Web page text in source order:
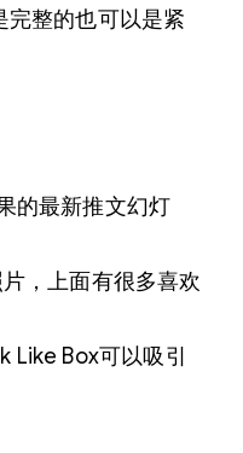
完整的也可以是紧
的最新推文幻灯
，上面有很多喜欢
Like Box可以吸引